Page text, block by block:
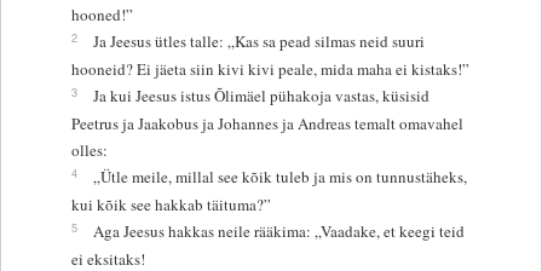
hooned!”
2
Ja Jeesus ütles talle: „Kas sa pead silmas neid suuri
hooneid? Ei jäeta siin kivi kivi peale, mida maha ei kistaks!”
3
Ja kui Jeesus istus Õlimäel pühakoja vastas, küsisid
Peetrus ja Jaakobus ja Johannes ja Andreas temalt omavahel
olles:
4
„Ütle meile, millal see kõik tuleb ja mis on tunnustäheks,
kui kõik see hakkab täituma?”
5
Aga Jeesus hakkas neile rääkima: „Vaadake, et keegi teid
ei eksitaks!